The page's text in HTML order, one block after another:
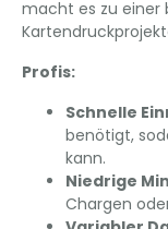
macht es zu einer
Profis:
Schnelle
benötigt,
kann.
Niedrige
Chargen